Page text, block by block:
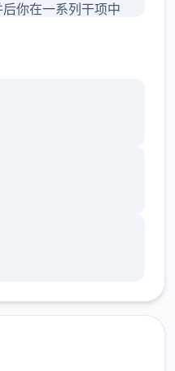
你在一系列干项中
迪亚之宝